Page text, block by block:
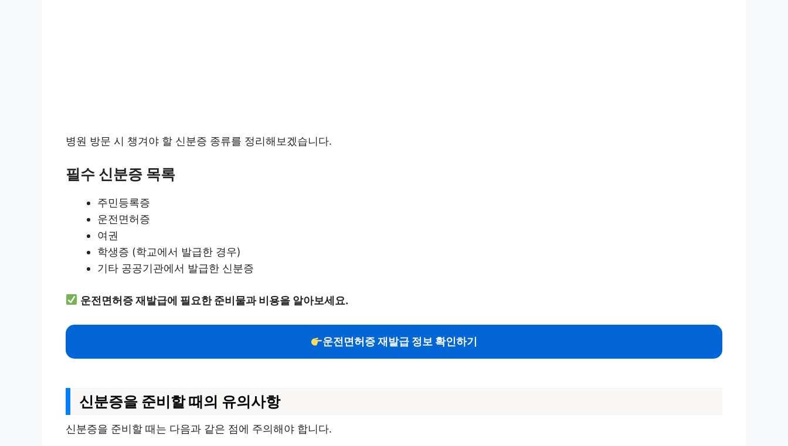
병원 방문 시 챙겨야 할 신분증 종류를 정리해보겠습니다.
필수 신분증 목록
주민등록증
운전면허증
여권
학생증 (학교에서 발급한 경우)
기타 공공기관에서 발급한 신분증
운전면허증 재발급에 필요한 준비물과 비용을 알아보세요.
운전면허증 재발급 정보 확인하기
신분증을 준비할 때의 유의사항
신분증을 준비할 때는 다음과 같은 점에 주의해야 합니다.